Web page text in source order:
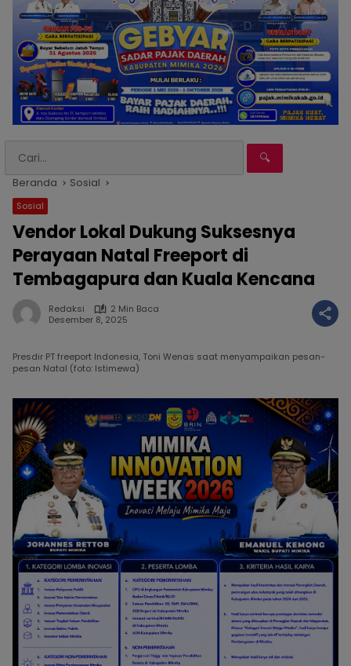
🔍
Beranda Sosial
Sosial
Vendor Lokal Dukung Suksesnya
Perayaan Natal Freeport di
Tembagapura dan Kuala Kencana
Redaksi
2 Min Baca
Desember 8, 2025
Presdir PT freeport Indonesia, Toni Wenas saat menyampaikan pesan-
pesan Natal (foto: Istimewa)